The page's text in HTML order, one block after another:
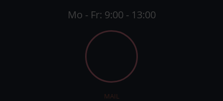
Mo - Fr: 9:00 - 13:00
MAIL